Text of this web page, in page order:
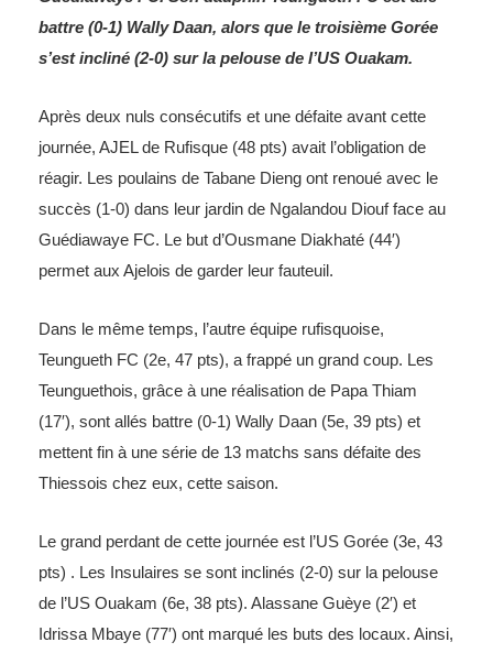
battre (0-1) Wally Daan, alors que le troisième Gorée
s’est incliné (2-0) sur la pelouse de l’US Ouakam.
Après deux nuls consécutifs et une défaite avant cette
journée, AJEL de Rufisque (48 pts) avait l’obligation de
réagir. Les poulains de Tabane Dieng ont renoué avec le
succès (1-0) dans leur jardin de Ngalandou Diouf face au
Guédiawaye FC. Le but d’Ousmane Diakhaté (44′)
permet aux Ajelois de garder leur fauteuil.
Dans le même temps, l’autre équipe rufisquoise,
Teungueth FC (2e, 47 pts), a frappé un grand coup. Les
Teunguethois, grâce à une réalisation de Papa Thiam
(17′), sont allés battre (0-1) Wally Daan (5e, 39 pts) et
mettent fin à une série de 13 matchs sans défaite des
Thiessois chez eux, cette saison.
Le grand perdant de cette journée est l’US Gorée (3e, 43
pts) . Les Insulaires se sont inclinés (2-0) sur la pelouse
de l’US Ouakam (6e, 38 pts). Alassane Guèye (2′) et
Idrissa Mbaye (77′) ont marqué les buts des locaux. Ainsi,